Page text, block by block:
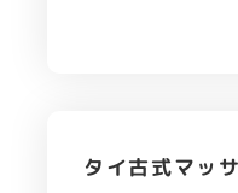
タイ古式マッ